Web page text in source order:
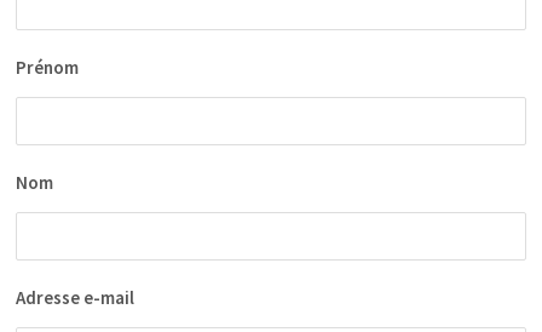
Prénom
Nom
Adresse e-mail